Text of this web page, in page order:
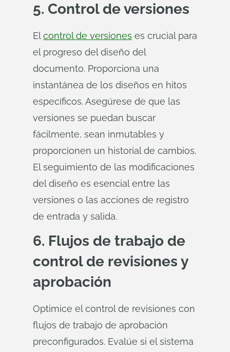
5. Control de versiones
Elcontrol de versiones es crucial para
el progreso del diseño del
documento. Proporciona una
instantánea de los diseños en hitos
específicos. Asegúrese de que las
versiones se puedan buscar
fácilmente, sean inmutables y
proporcionen un historial de cambios.
El seguimiento de las modificaciones
del diseño es esencial entre las
versiones o las acciones de registro
de entrada y salida.
6. Flujos de trabajo de
control de revisiones y
aprobación
Optimice el control de revisiones con
flujos de trabajo de aprobación
preconfigurados. Evalúe si el sistema